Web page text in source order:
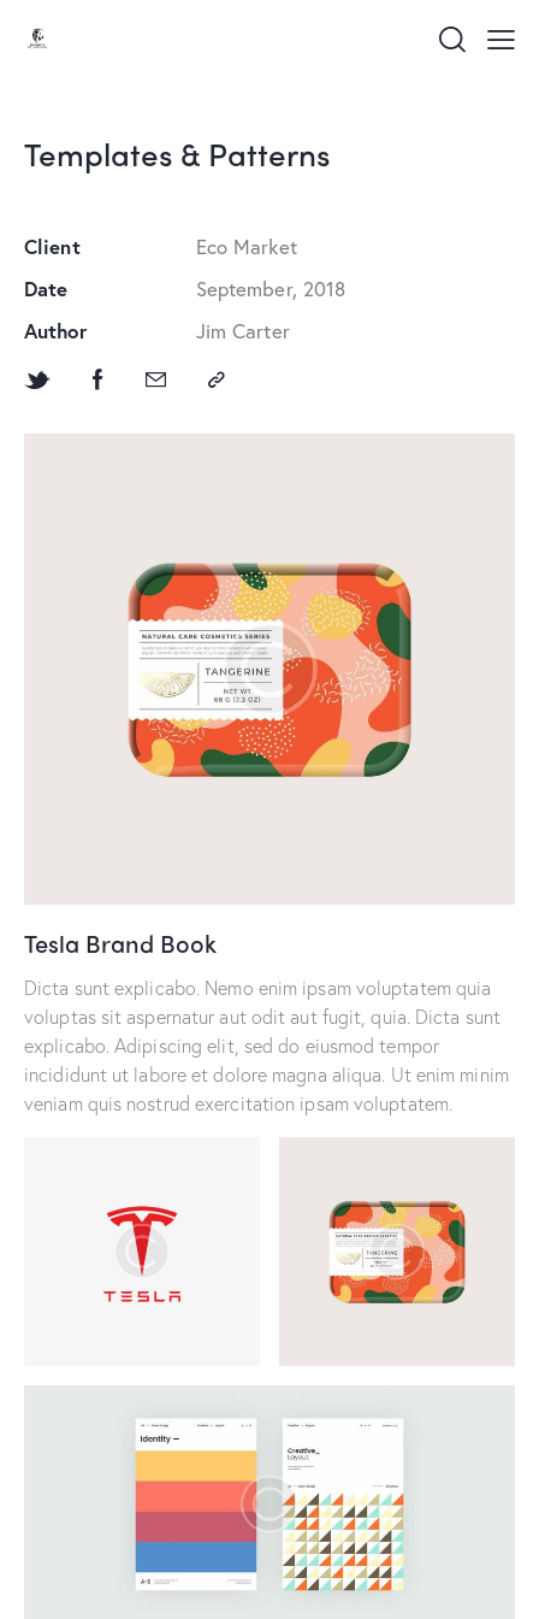
Templates & Patterns
Tesla Brand Book
Dicta sunt explicabo. Nemo enim ipsam voluptatem quia
voluptas sit aspernatur aut odit aut fugit, quia. Dicta sunt
explicabo. Adipiscing elit, sed do eiusmod tempor
incididunt ut labore et dolore magna aliqua. Ut enim minim
veniam quis nostrud exercitation ipsam voluptatem.
Client
Eco Market
Date
September, 2018
Author
Jim Carter